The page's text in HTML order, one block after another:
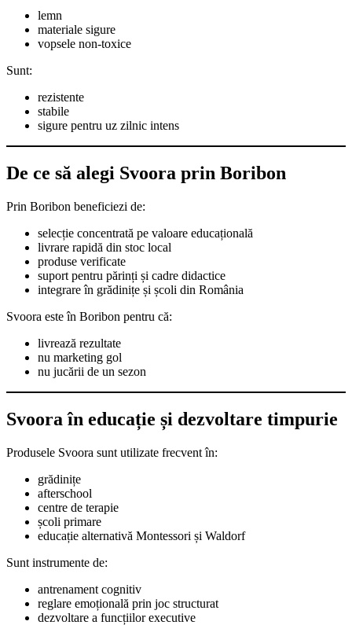
lemn
materiale sigure
vopsele non-toxice
Sunt:
rezistente
stabile
sigure pentru uz zilnic intens
De ce să alegi Svoora prin Boribon
Prin Boribon beneficiezi de:
selecție concentrată pe valoare educațională
livrare rapidă din stoc local
produse verificate
suport pentru părinți și cadre didactice
integrare în grădinițe și școli din România
Svoora este în Boribon pentru că:
livrează rezultate
nu marketing gol
nu jucării de un sezon
Svoora în educație și dezvoltare timpurie
Produsele Svoora sunt utilizate frecvent în:
grădinițe
afterschool
centre de terapie
școli primare
educație alternativă Montessori și Waldorf
Sunt instrumente de:
antrenament cognitiv
reglare emoțională prin joc structurat
dezvoltare a funcțiilor executive